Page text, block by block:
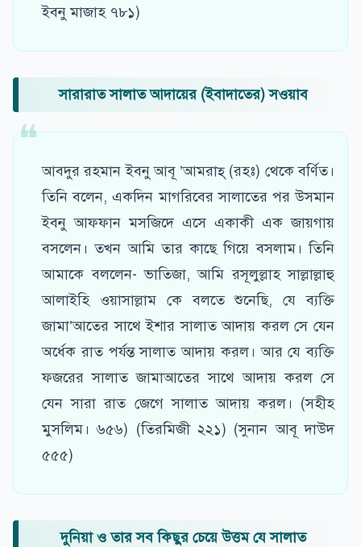
ইবনু মাজাহ ৭৮১)
সারারাত সালাত আদায়ের (ইবাদাতের) সওয়াব
আবদুর রহমান ইবনু আবূ ’আমরাহ্ (রহঃ) থেকে বর্ণিত।
তিনি বলেন, একদিন মাগরিবের সালাতের পর উসমান
ইবনু আফফান মসজিদে এসে একাকী এক জায়গায়
বসলেন। তখন আমি তার কাছে গিয়ে বসলাম। তিনি
আমাকে বললেন- ভাতিজা, আমি রসূলুল্লাহ সাল্লাল্লাহু
আলাইহি ওয়াসাল্লাম কে বলতে শুনেছি, যে ব্যক্তি
জামা’আতের সাথে ইশার সালাত আদায় করল সে যেন
অর্ধেক রাত পর্যন্ত সালাত আদায় করল। আর যে ব্যক্তি
ফজরের সালাত জামাআতের সাথে আদায় করল সে
যেন সারা রাত জেগে সালাত আদায় করল। (সহীহ
মুসলিম। ৬৫৬) (তিরমিজী ২২১) (সুনান আবূ দাউদ
৫৫৫)
দুনিয়া ও তার সব কিছুর চেয়ে উত্তম যে সালাত